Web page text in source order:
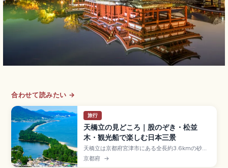
合わせて読みたい →
旅行
天橋立の見どころ｜股のぞき・松並
木・観光船で楽しむ日本三景
天橋立は京都府宮津市にある全長約3.6kmの砂州
で、宮城・松島と広島・宮島と並ぶ日本三景のひ
とつ。約6,700本の松の白砂青松が特別名勝に指
京都府 →